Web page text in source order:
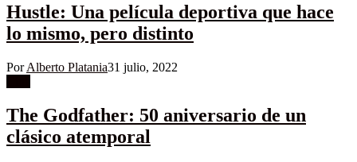
Hustle: Una película deportiva que hace
lo mismo, pero distinto
PorAlberto Platania31 julio, 2022
The Godfather: 50 aniversario de un
clásico atemporal